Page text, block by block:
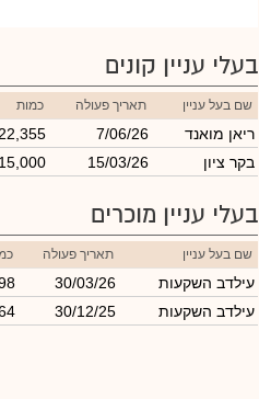
בעלי עניין קונים
שם בעל עניין תאריך פעולה כמות
ריאן מואנד 7/06/26
22,355
בקר ציון
15/03/26
15,000
בעלי עניין מוכרים
שם בעל עניין תאריך פעולה
עילדב השקעות 30/03/26
עילדב השקעות
30/12/25